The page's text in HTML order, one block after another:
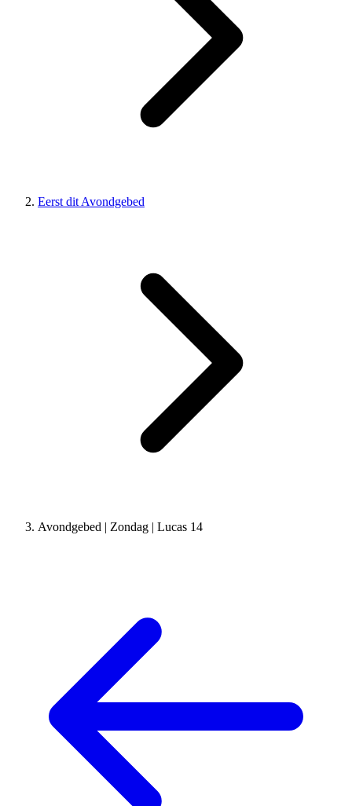
Eerst dit Avondgebed
Avondgebed | Zondag | Lucas 14